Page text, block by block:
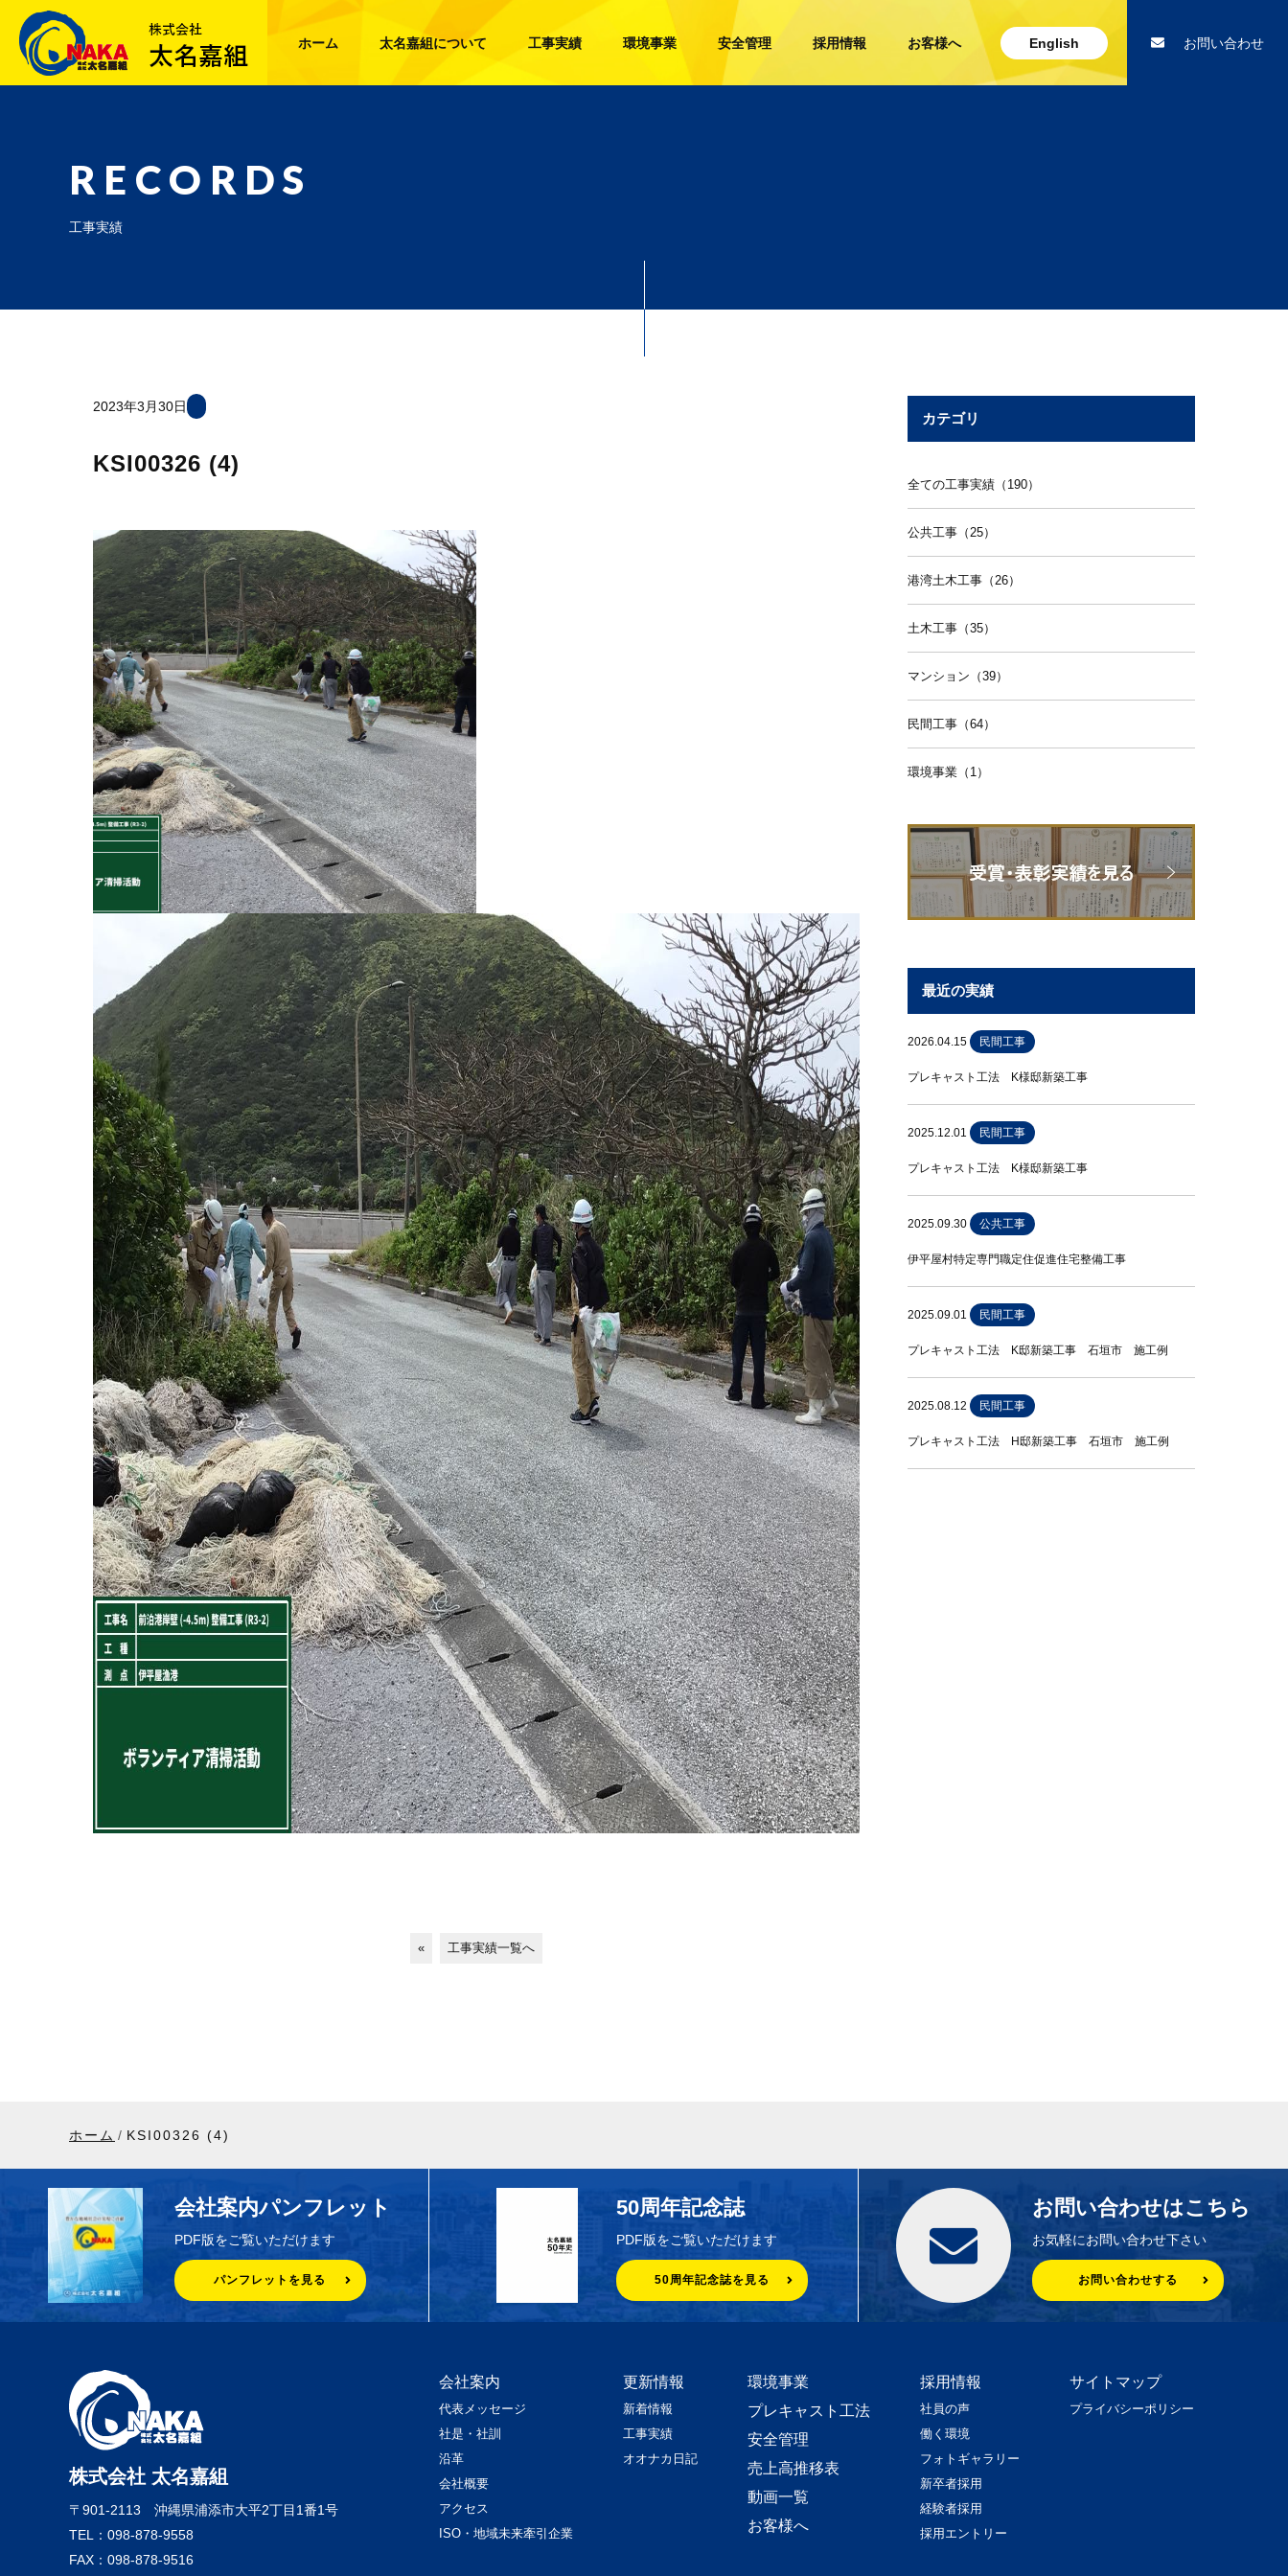
ホーム 太名嘉組について 工事実績 環境事業 安全管理 採用情報 お客様へ English お問い合わせ
RECORDS
工事実績
2023年3月30日
KSI00326 (4)
« 工事実績一覧へ
カテゴリ
全ての工事実績（190）
公共工事（25）
港湾土木工事（26）
土木工事（35）
マンション（39）
民間工事（64）
環境事業（1）
最近の実績
2026.04.15 民間工事
プレキャスト工法 K様邸新築工事
2025.12.01 民間工事
プレキャスト工法 K様邸新築工事
2025.09.30 公共工事
伊平屋村特定専門職定住促進住宅整備工事
2025.09.01 民間工事
プレキャスト工法 K邸新築工事 石垣市 施工例
2025.08.12 民間工事
プレキャスト工法 H邸新築工事 石垣市 施工例
ホーム KSI00326 (4)
会社案内パンフレット
PDF版をご覧いただけます
パンフレットを見る
50周年記念誌
PDF版をご覧いただけます
50周年記念誌を見る
お問い合わせはこちら
お気軽にお問い合わせ下さい
お問い合わせする
株式会社 太名嘉組
〒901-2113 沖縄県浦添市大平2丁目1番1号
TEL：098-878-9558
FAX：098-878-9516
会社案内
代表メッセージ
社是・社訓
沿革
会社概要
アクセス
ISO・地域未来牽引企業
更新情報
新着情報
工事実績
オオナカ日記
環境事業
プレキャスト工法
安全管理
売上高推移表
動画一覧
お客様へ
採用情報
社員の声
働く環境
フォトギャラリー
新卒者採用
経験者採用
採用エントリー
サイトマップ
プライバシーポリシー